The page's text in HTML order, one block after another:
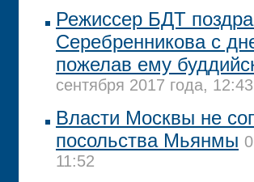
Режиссер БДТ
Серебренникова с
пожелав ему
сентября 2017 года, 12:43
Власти Москвы не
посольства Мьянмы
11:52